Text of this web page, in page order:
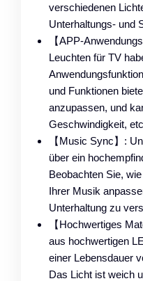
verschiedenen
Unterhaltungs- und
【APP-
Leuchten für TV
und Funktionen
anzupassen, und
Geschwindigkeit,
【Music Sync】:
über ein
Beobachten Sie,
Ihrer Musik
Unterhaltung zu
【Hochwertiges
aus hochwertigen
einer Lebensdauer
Das Licht ist weich